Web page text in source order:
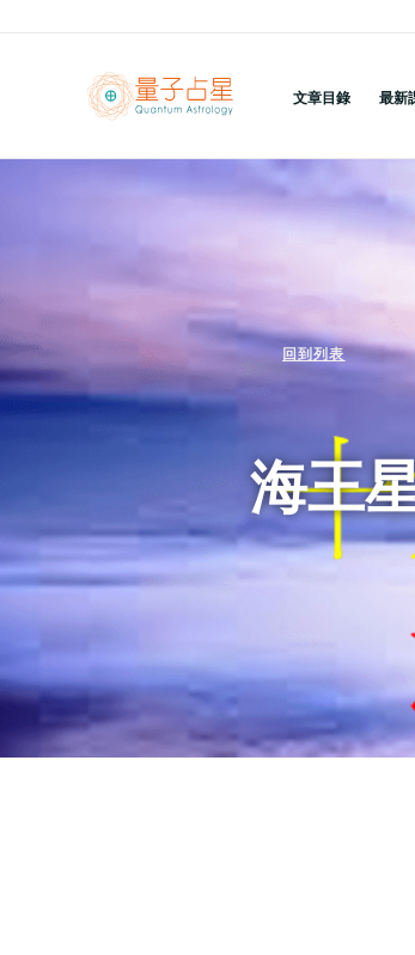
內
文章目錄 最新
回到列表
海王